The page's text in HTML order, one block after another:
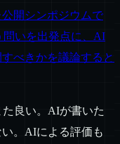
開シンポジウムで
いを出発点に、AI
べきかを議論すると
良い。AIが書いた
。AIによる評価も